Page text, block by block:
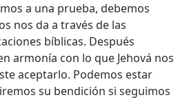
a una prueba, debemos
nos da a través de las
bíblicas. Después
armonía con lo que Jehová nos
aceptarlo. Podemos estar
su bendición si seguimos